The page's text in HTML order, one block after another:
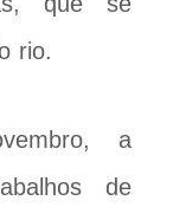
rio.
a
de